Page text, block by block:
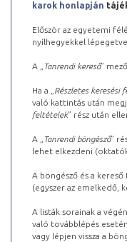
karok honlapján
Először az egyetemi
nyílhegyekkel
A „ Tanrendi kereső”
Ha a „ Részletes keresési
való kattintás után
feltételek” rész után
A „ Tanrendi böngésző”
lehet elkezdeni
A böngésző és a
(egyszer az emelkedő,
A listák sorainak a
való továbblépés
vagy lépjen vissza a